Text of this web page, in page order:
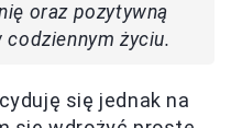
oraz pozytywną
życiu.
się jednak na